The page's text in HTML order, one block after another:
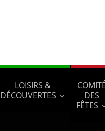
LOISIRS &
DÉCOUVERTES
DES
FÊTES